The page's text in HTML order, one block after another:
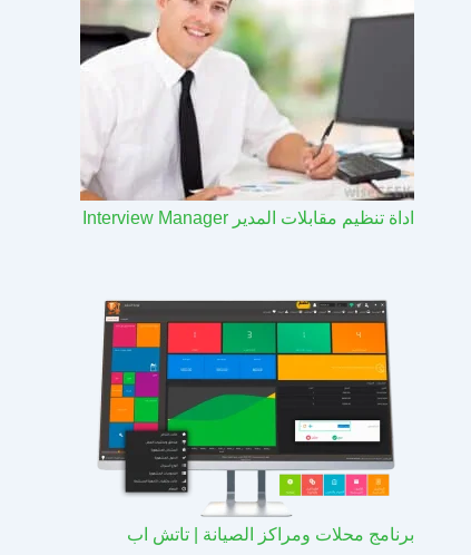
اداة تنظيم مقابلات المدير Interview Manager
برنامج محلات ومراكز الصيانة | تاتش اب